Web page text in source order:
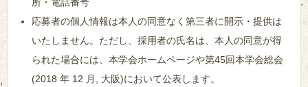
応募者の個人情報は本人の同意なく第三者に開示・提供は
いたしません。ただし、採用者の氏名は、本人の同意が得
られた場合には、本学会ホームページや第45回本学会総会
(2018 年 12 月, 大阪)において公表します。